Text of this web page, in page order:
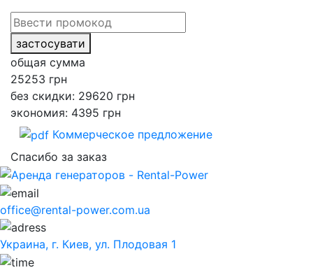
застосувати
общая сумма
25253 грн
без скидки: 29620 грн
экономия: 4395 грн
Коммерческое предложение
Спасибо за заказ
office@rental-power.com.ua
Украина, г. Киев, ул. Плодовая 1